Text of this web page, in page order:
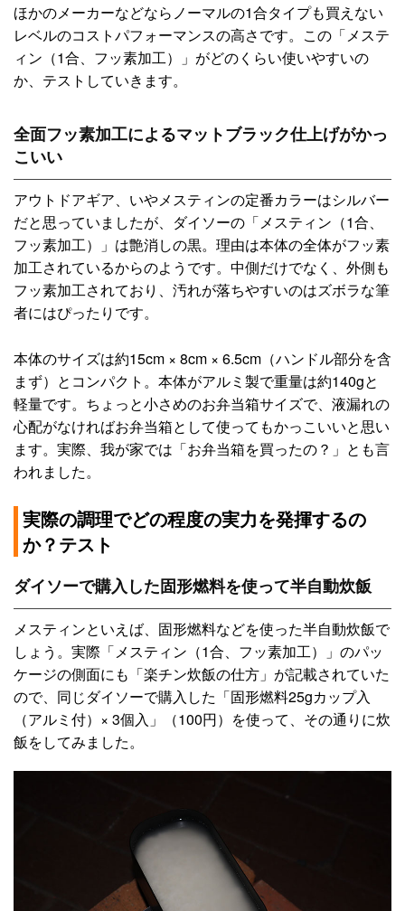
ほかのメーカーなどならノーマルの1合タイプも買えない
レベルのコストパフォーマンスの高さです。この「メステ
ィン（1合、フッ素加工）」がどのくらい使いやすいの
か、テストしていきます。
全面フッ素加工によるマットブラック仕上げがかっ
こいい
アウトドアギア、いやメスティンの定番カラーはシルバー
だと思っていましたが、ダイソーの「メスティン（1合、
フッ素加工）」は艶消しの黒。理由は本体の全体がフッ素
加工されているからのようです。中側だけでなく、外側も
フッ素加工されており、汚れが落ちやすいのはズボラな筆
者にはぴったりです。
本体のサイズは約15cm × 8cm × 6.5cm（ハンドル部分を含
まず）とコンパクト。本体がアルミ製で重量は約140gと
軽量です。ちょっと小さめのお弁当箱サイズで、液漏れの
心配がなければお弁当箱として使ってもかっこいいと思い
ます。実際、我が家では「お弁当箱を買ったの？」とも言
われました。
実際の調理でどの程度の実力を発揮するの
か？テスト
ダイソーで購入した固形燃料を使って半自動炊飯
メスティンといえば、固形燃料などを使った半自動炊飯で
しょう。実際「メスティン（1合、フッ素加工）」のパッ
ケージの側面にも「楽チン炊飯の仕方」が記載されていた
ので、同じダイソーで購入した「固形燃料25gカップ入
（アルミ付）× 3個入」（100円）を使って、その通りに炊
飯をしてみました。